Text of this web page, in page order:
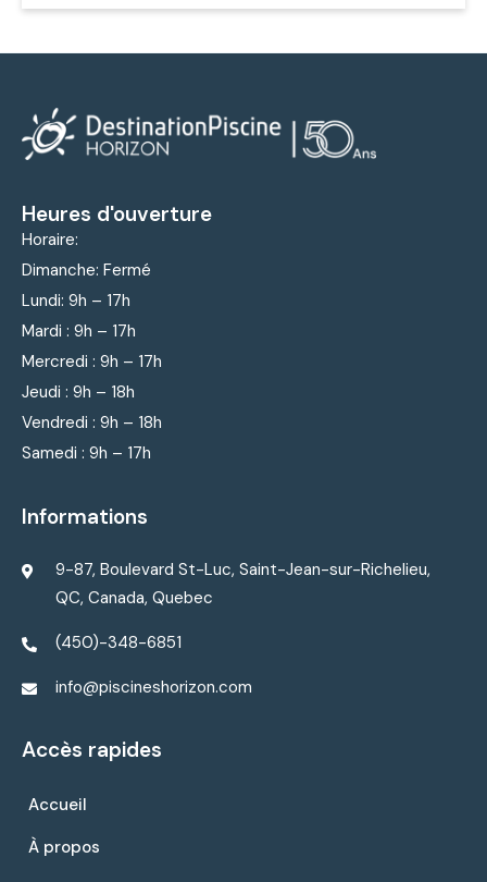
Heures d'ouverture
Horaire:
Dimanche: Fermé
Lundi: 9h – 17h
Mardi : 9h – 17h
Mercredi : 9h – 17h
Jeudi : 9h – 18h
Vendredi : 9h – 18h
Samedi : 9h – 17h
Informations
9-87, Boulevard St-Luc, Saint-Jean-sur-Richelieu,
QC, Canada, Quebec
(450)-348-6851
info@piscineshorizon.com
Accès rapides
Accueil
À propos